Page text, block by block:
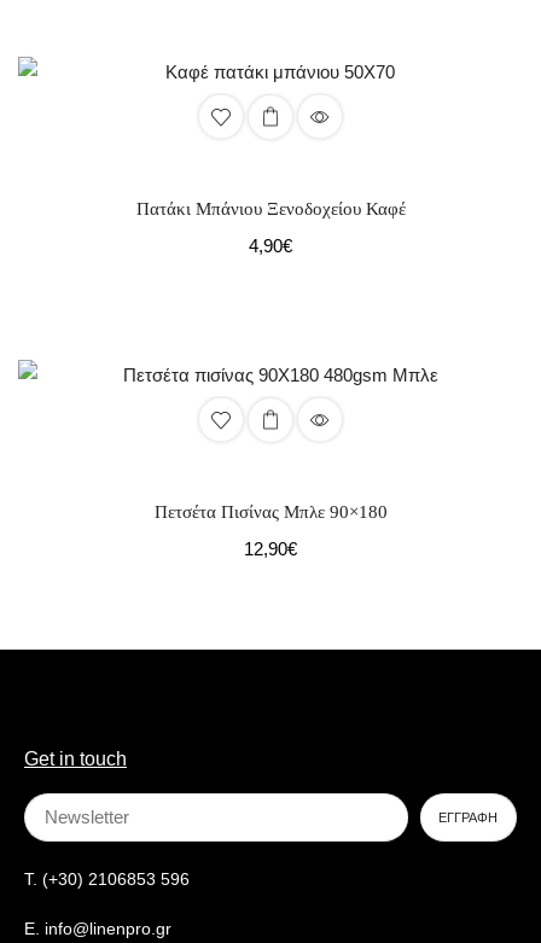
Πατάκι Μπάνιου Ξενοδοχείου Καφέ
4,90€
Πετσέτα Πισίνας Μπλε 90×180
12,90€
Get in touch
T. (+30) 2106853 596
E. info@linenpro.gr